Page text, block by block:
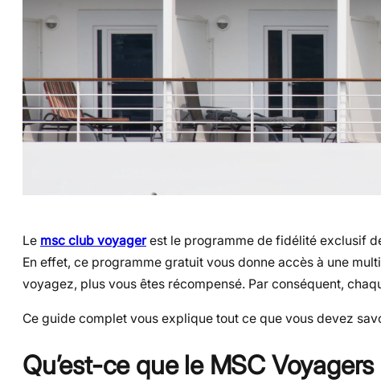
Le msc club voyagerest le programme de fidélité exclusif
En effet, ce programme gratuit vous donne accès à une
voyagez, plus vous êtes récompensé. Par conséquent,
Ce guide complet vous explique tout ce que vous devez
Qu’est-ce que le MSC